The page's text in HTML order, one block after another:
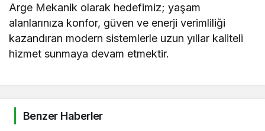
Arge Mekanik olarak hedefimiz; yaşam
alanlarınıza konfor, güven ve enerji verimliliği
kazandıran modern sistemlerle uzun yıllar kaliteli
hizmet sunmaya devam etmektir.
Benzer Haberler